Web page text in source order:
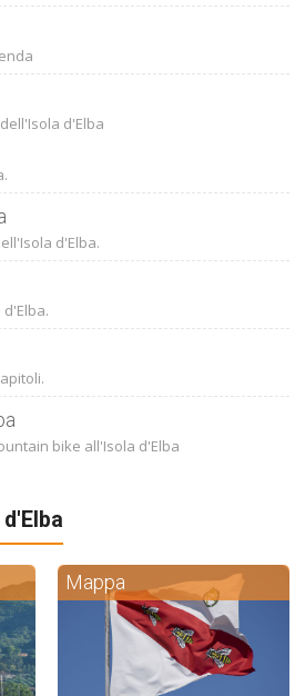
d'Elba
d'Elba.
bike all'Isola d'Elba
Mappa